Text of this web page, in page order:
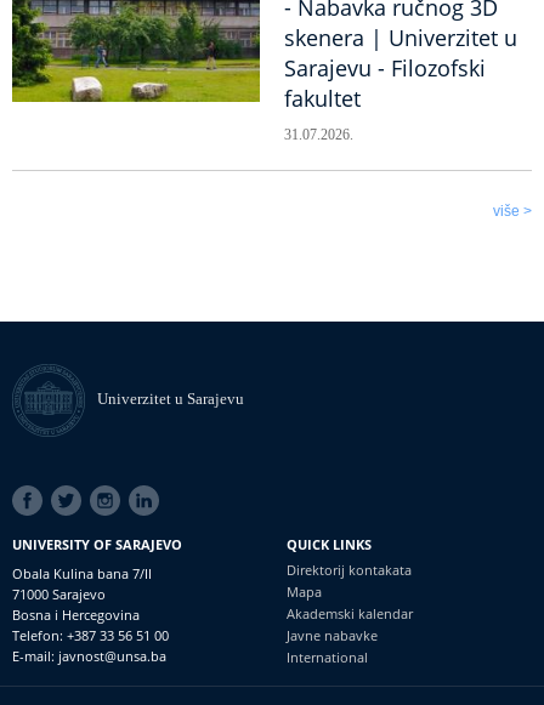
- Nabavka ručnog 3D
skenera | Univerzitet u
Sarajevu - Filozofski
fakultet
31.07.2026.
više >
Univerzitet u Sarajevu
SOCIAL
LINKS
UNIVERSITY OF SARAJEVO
Obala Kulina bana 7/II
71000 Sarajevo
Bosna i Hercegovina
Telefon: +387 33 56 51 00
E-mail: javnost@unsa.ba
QUICK LINKS
Direktorij kontakata
Mapa
Akademski kalendar
Javne nabavke
International